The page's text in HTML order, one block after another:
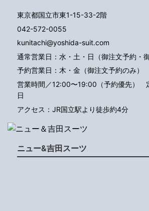
東京都国立市東1-15-33-2階
042-572-0055
kunitachi@yoshida-suit.com
通常営業日：水・土・日（御注文予約・
予約営業日：木・金（御注文予約のみ）
営業時間／12:00〜19:00（予約優先）
日
アクセス：JR国立駅より徒歩約4分
ニュー&吉田スーツ